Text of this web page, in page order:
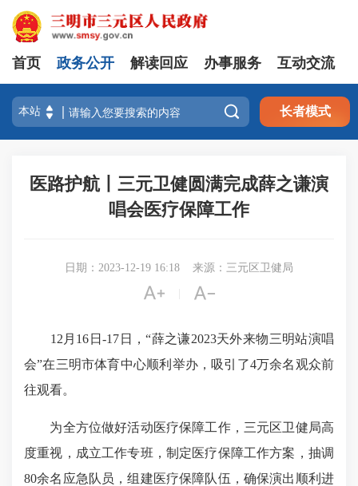
首页 政务公开 解读回应 办事服务 互动交流
 长者模式
医路护航丨三元卫健圆满完成薛之谦演
唱会医疗保障工作
日期：2023-12-19 16:18 来源：三元区卫健局
 
12月16日-17日，“薛之谦2023天外来物三明站演唱
会”在三明市体育中心顺利举办，吸引了4万余名观众前
往观看。
为全方位做好活动医疗保障工作，三元区卫健局高
度重视，成立工作专班，制定医疗保障工作方案，抽调
80余名应急队员，组建医疗保障队伍，确保演出顺利进